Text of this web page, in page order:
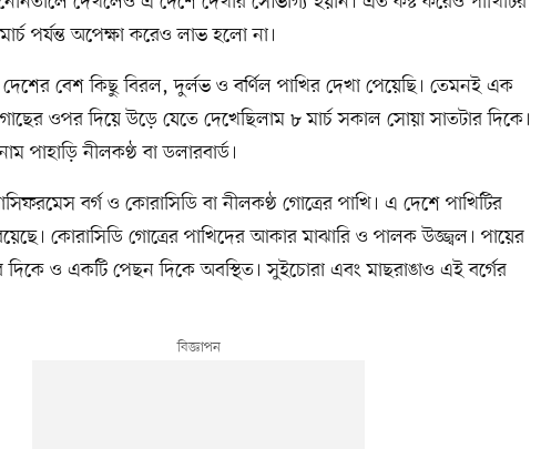
পর্যন্ত অপেক্ষা করেও লাভ হলো না।
বেশ কিছু বিরল, দুর্লভ ও বর্ণিল পাখির দেখা পেয়েছি। তেমনই এক
ওপর দিয়ে উড়ে যেতে দেখেছিলাম ৮ মার্চ সকাল সোয়া সাতটার দিকে।
পাহাড়ি নীলকণ্ঠ বা ডলারবার্ড।
বর্গ ও কোরাসিডি বা নীলকণ্ঠ গোত্রের পাখি। এ দেশে পাখিটির
কোরাসিডি গোত্রের পাখিদের আকার মাঝারি ও পালক উজ্জ্বল। পায়ের
ও একটি পেছন দিকে অবস্থিত। সুইচোরা এবং মাছরাঙাও এই বর্গের